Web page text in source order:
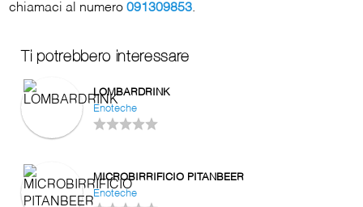
chiamaci al numero091309853.
Ti potrebbero interessare
LOMBARDRINK
Enoteche
MICROBIRRIFICIO PITANBEER
Enoteche